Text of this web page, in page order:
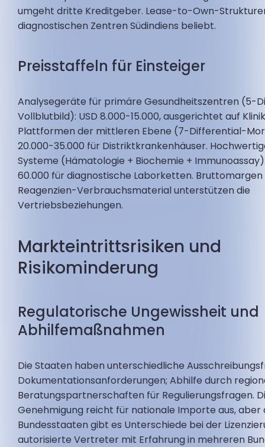
umgeht dritte Kreditgeber. Lease-to-Own-
diagnostischen Zentren Südindiens beliebt.
Preisstaffeln für Einsteiger
Analysegeräte für primäre Gesundheitszentren (5-
Vollblutbild): USD 8.000-15.000, ausgerichtet auf
Plattformen der mittleren Ebene (7-Differential-
20.000-35.000 für Distriktkrankenhäuser.
Systeme (Hämatologie + Biochemie +
60.000 für diagnostische Laborketten.
Reagenzien-Verbrauchsmaterial unterstützen die
Vertriebsbeziehungen.
Markteintrittsrisiken und
Risikominderung
Regulatorische Ungewissheit und
Abhilfemaßnahmen
Die Staaten haben unterschiedliche
Dokumentationsanforderungen; Abhilfe durch
Beratungspartnerschaften für Regulierungsfragen.
Genehmigung reicht für nationale Importe aus, aber
Bundesstaaten gibt es Unterschiede bei der
autorisierte Vertreter mit Erfahrung in mehreren